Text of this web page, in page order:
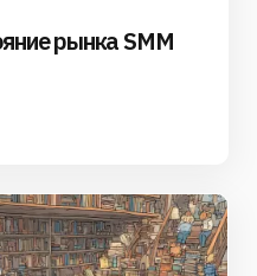
рынка SMM